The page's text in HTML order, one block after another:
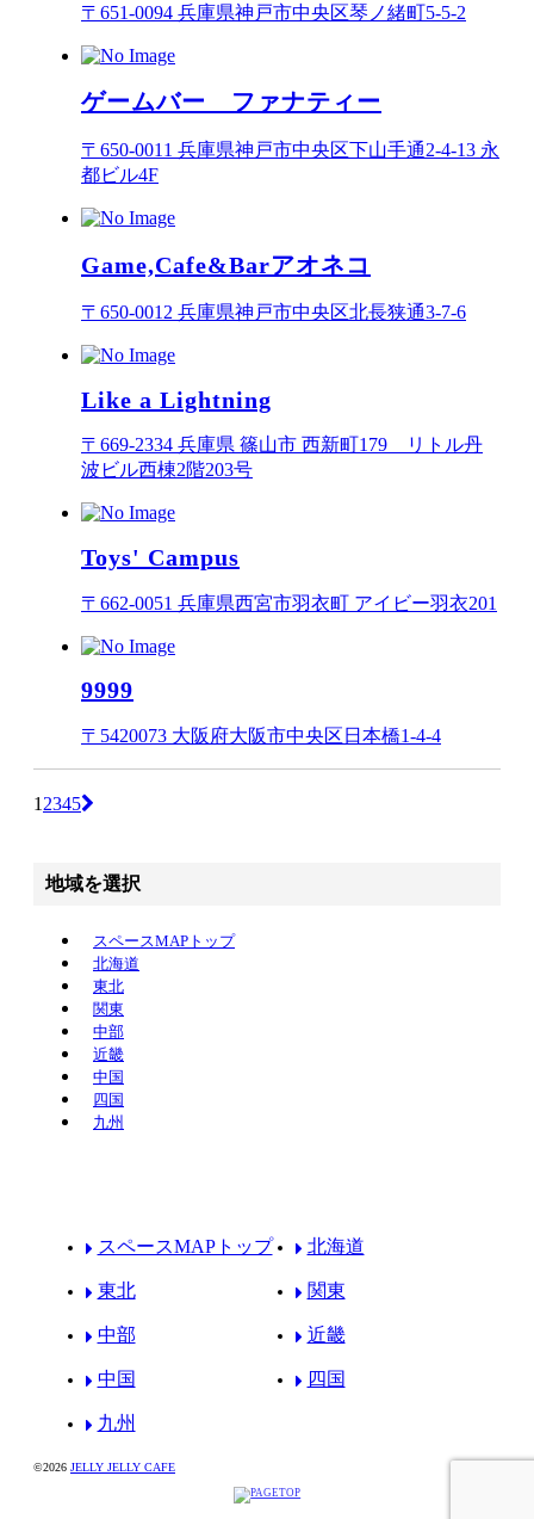
〒651-0094 兵庫県神戸市中央区琴ノ緒町5-5-2
ゲームバー ファナティー
〒650-0011 兵庫県神戸市中央区下山手通2-4-13 永
都ビル4F
Game,Cafe&Barアオネコ
〒650-0012 兵庫県神戸市中央区北長狭通3-7-6
Like a Lightning
〒669-2334 兵庫県 篠山市 西新町179 リトル丹
波ビル西棟2階203号
Toys' Campus
〒662-0051 兵庫県西宮市羽衣町 アイビー羽衣201
9999
〒5420073 大阪府大阪市中央区日本橋1-4-4
1 2345
地域を選択
スペースMAPトップ
北海道
東北
関東
中部
近畿
中国
四国
九州
スペースMAPトップ 北海道
東北 関東
中部 近畿
中国 四国
九州
©2026 JELLY JELLY CAFE